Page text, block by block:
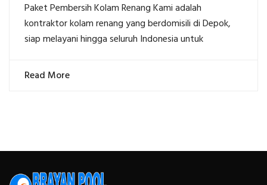
Paket Pembersih Kolam Renang Kami adalah
kontraktor kolam renang yang berdomisili di Depok,
siap melayani hingga seluruh Indonesia untuk
Read More